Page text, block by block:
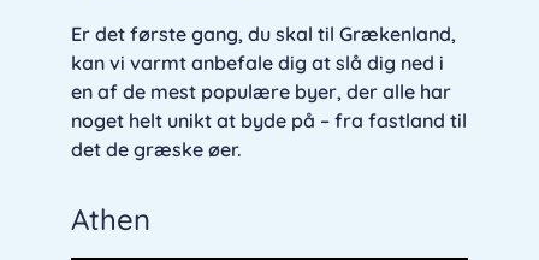
Er det første gang, du skal til Grækenland,
kan vi varmt anbefale dig at slå dig ned i
en af de mest populære byer, der alle har
noget helt unikt at byde på – fra fastland til
det de græske øer.
Athen